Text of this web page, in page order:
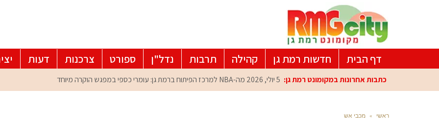
דף הבית חדשות רמת גן קהילה תרבות נדל"ן ספורט צרכנות דעות
כתבות אחרונות במקומונט רמת גן: 5 יולי, 2026 מה-NBA למרכז הפיתוח ברמת גן: עומרי כספי במפגש הוקרה מיוחד
ראשי » מכבי אש